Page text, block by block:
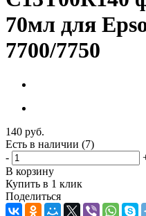
70мл для
7700/7750
140 руб.
Есть в наличии (7)
-
В корзину
Купить в 1 клик
Поделиться